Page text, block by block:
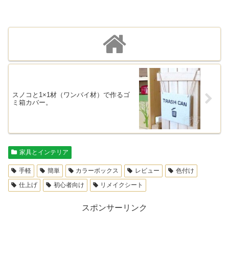
スノコと1×1材（ワンバイ材）で作るゴ
ミ箱カバー。
家具とインテリア
手軽 簡単 カラーボックス レビュー
色付け
仕上げ
初心者向け リメイクシート
スポンサーリンク